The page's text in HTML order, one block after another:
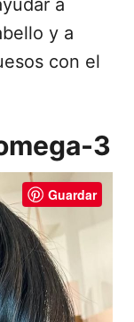
y a
con el
3
Guardar